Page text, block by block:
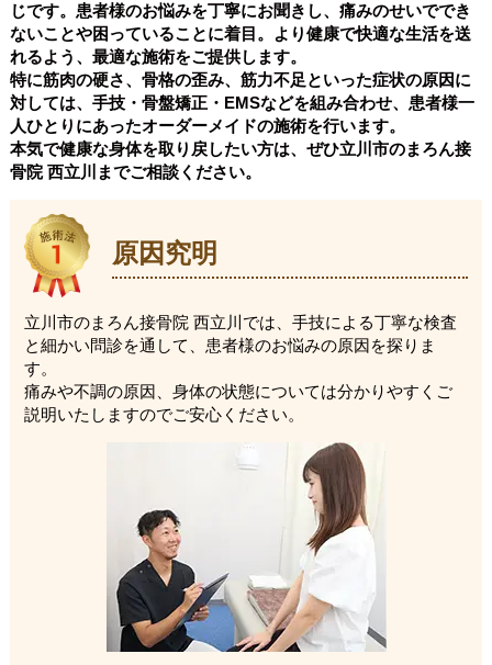
じです。患者様のお悩みを丁寧にお聞きし、痛みのせいででき
ないことや困っていることに着目。より健康で快適な生活を送
れるよう、最適な施術をご提供します。
特に筋肉の硬さ、骨格の歪み、筋力不足といった症状の原因に
対しては、手技・骨盤矯正・EMSなどを組み合わせ、患者様一
人ひとりにあったオーダーメイドの施術を行います。
本気で健康な身体を取り戻したい方は、ぜひ立川市のまろん接
骨院 西立川までご相談ください。
原因究明
立川市のまろん接骨院 西立川では、手技による丁寧な検査
と細かい問診を通して、患者様のお悩みの原因を探りま
す。
痛みや不調の原因、身体の状態については分かりやすくご
説明いたしますのでご安心ください。